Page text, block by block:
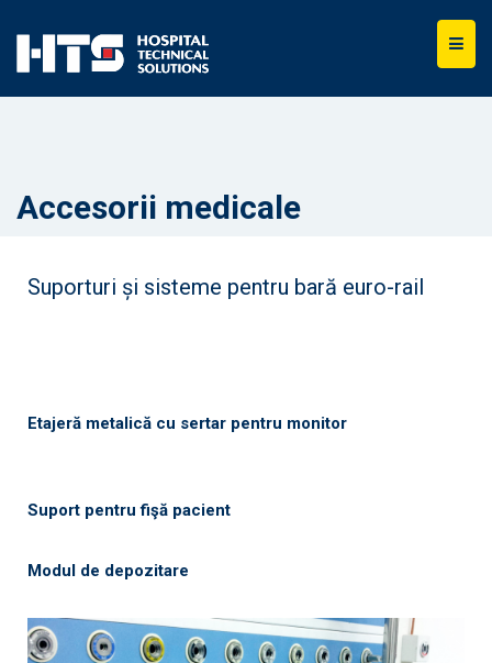
Accesorii medicale
Suporturi și sisteme pentru bară euro-rail
Etajeră metalică cu sertar pentru monitor
Suport pentru fişă pacient
Modul de depozitare